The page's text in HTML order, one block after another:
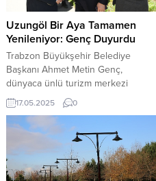
Uzungöl Bir Aya Tamamen
Yenileniyor: Genç Duyurdu
Trabzon Büyükşehir Belediye
Başkanı Ahmet Metin Genç,
dünyaca ünlü turizm merkezi
Uzungöl’de devam eden ve bir ay
içinde tamamlanması planlanan
kapsamlı yenileme çalışmaları
hakkında bilgi verdi ve ziyaretçilere
yönelik misafirperverlik çağrısı
yaptı. Uzungöl’deki Gelişmeler ve
17.05.2025 0